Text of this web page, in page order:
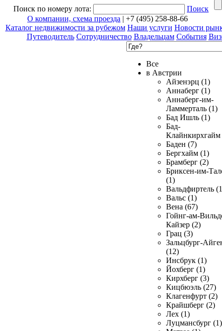
Поиск по номеру лота:
Поиск
О компании, схема проезда | +7 (495) 258-88-66
Каталог недвижимости за рубежом Наши услуги Новости
Путеводитель Сотрудничество Владельцам События
Все
в Австрии
Айзенэрц (1)
Аннаберг (1)
Аннаберг-им-
Ламмерталь (1)
Бад Ишль (1)
Бад-
Клайнкирхгайм
Баден (7)
Бергхайм (1)
Брамберг (2)
Бриксен-им-
(1)
Вальдфиртель
Вальс (1)
Вена (67)
Гойнг-ам-
Кайзер (2)
Грац (3)
Зальцбург-
(12)
Инсбрук (1)
Йохберг (1)
Кирхберг (3)
Кицбюэль (27)
Клагенфурт (2)
Крайшберг (2)
Лех (1)
Луцмансбург (1)